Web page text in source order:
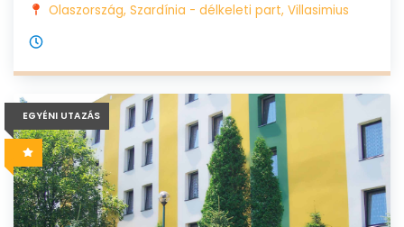
Olaszország, Szardínia - délkeleti part, Villasimius
EGYÉNI UTAZÁS